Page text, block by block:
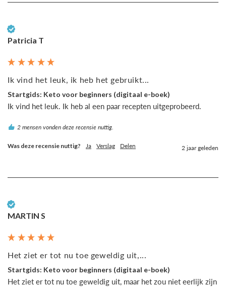
Patricia T
Ik vind het leuk, ik heb het gebruikt...
Startgids: Keto voor beginners (digitaal e-boek)
Ik vind het leuk. Ik heb al een paar recepten uitgeprobeerd.
2 mensen vonden deze recensie nuttig.
Was deze recensie nuttig? Ja Verslag Delen 2 jaar geleden
MARTIN S
Het ziet er tot nu toe geweldig uit,...
Startgids: Keto voor beginners (digitaal e-boek)
Het ziet er tot nu toe geweldig uit, maar het zou niet eerlijk zijn